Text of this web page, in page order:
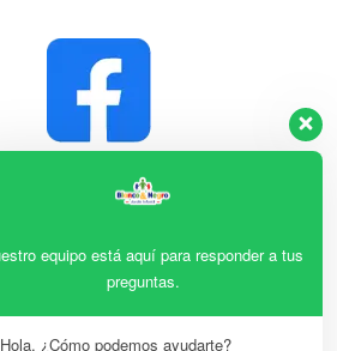
& Negro
equipo está aquí para responder a tus
preguntas.
Hola, ¿Cómo podemos ayudarte?